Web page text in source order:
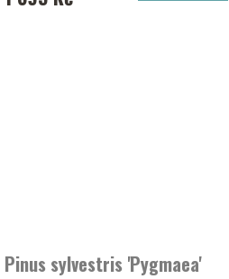
Pinus sylvestris 'Pygmaea'